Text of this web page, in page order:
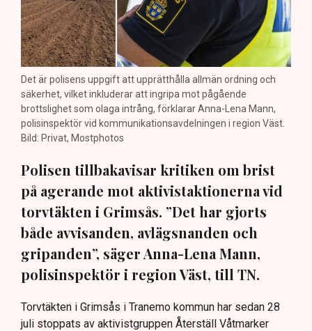
Det är polisens uppgift att upprätthålla allmän ordning och
säkerhet, vilket inkluderar att ingripa mot pågående
brottslighet som olaga intrång, förklarar Anna-Lena Mann,
polisinspektör vid kommunikationsavdelningen i region Väst.
Bild: Privat, Mostphotos
Polisen tillbakavisar kritiken om brist
på agerande mot aktivistaktionerna vid
torvtäkten i Grimsås. ”Det har gjorts
både avvisanden, avlägsnanden och
gripanden”, säger Anna-Lena Mann,
polisinspektör i region Väst, till TN.
Torvtäkten i Grimsås i Tranemo kommun har sedan 28
juli stoppats av aktivistgruppen Återställ Våtmarker